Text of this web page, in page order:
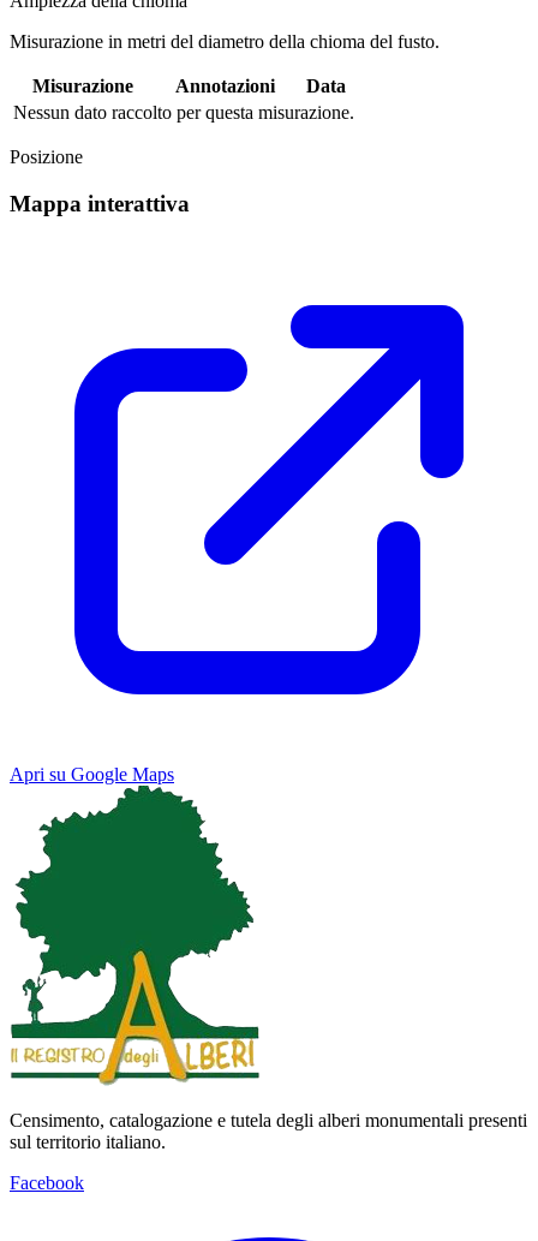
Misurazione in metri del diametro della chioma del fusto.
Misurazione Annotazioni
Data
Nessun dato raccolto per questa misurazione.
Posizione
Mappa interattiva
Apri su Google Maps
Map Satellite
Keyboard shortcuts
Censimento, catalogazione e tutela degli alberi monumentali presenti
sul territorio italiano.
Facebook